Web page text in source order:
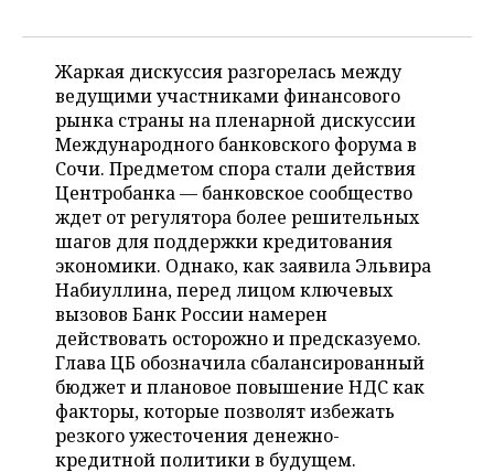
ОТКРЫТАЯ ЛЕКЦИЯ
БАСКЕТБОЛ
ВОЛЕЙБОЛ
КИБЕРСПОРТ
ФИГУРНОЕ КАТАНИЕ
ВОДНЫЕ ВИДЫ СПОРТА
ХОККЕЙ С МЯЧОМ
ИНФРАСТРУКТУРА
ИСТОРИЯ
КУЛЬТУРА
МЕДИЦИНА
ОБРАЗОВАНИЕ
ПРОИСШЕСТВИЯ
СПРАВОЧНИК
СПИСОК ПЕРСОН
СПИСОК КОМПАНИЙ
ПОЛНАЯ ВЕРСИЯ
Жаркая дискуссия разгорелась между
ведущими участниками финансового
рынка страны на пленарной дискуссии
Международного банковского форума в
Сочи. Предметом спора стали действия
Центробанка — банковское сообщество
ждет от регулятора более решительных
шагов для поддержки кредитования
экономики. Однако, как заявила Эльвира
Набиуллина, перед лицом ключевых
вызовов Банк России намерен
действовать осторожно и предсказуемо.
Глава ЦБ обозначила сбалансированный
бюджет и плановое повышение НДС как
факторы, которые позволят избежать
резкого ужесточения денежно-
кредитной политики в будущем.